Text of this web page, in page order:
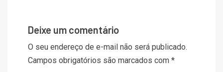
Deixe um comentário
O seu endereço de e-mail não será publicado.
Campos obrigatórios são marcados com *